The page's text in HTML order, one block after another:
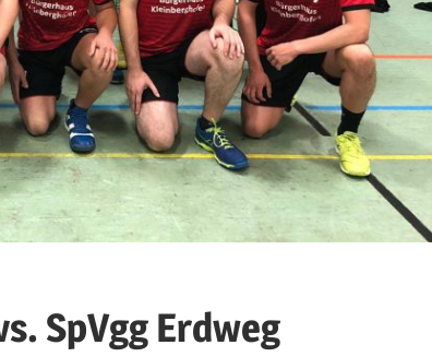
SpVgg Erdweg